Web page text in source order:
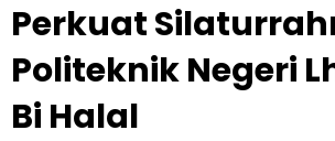
Perkuat
Politeknik Negeri
Bi Halal